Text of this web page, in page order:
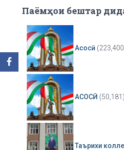
Паёмҳои бештар
Асосӣ
АСОСӢ (50,181)
Таърихи